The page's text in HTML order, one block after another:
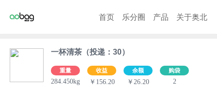
首页 乐分圈 产品 关于奥北
一杯清茶（投递：30）
重量
284.450kg
收益
￥156.20
余额
￥26.20
购袋
2